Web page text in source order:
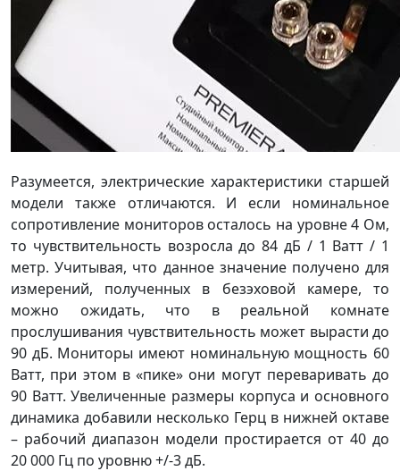
Разумеется, электрические характеристики старшей
модели также отличаются. И если номинальное
сопротивление мониторов осталось на уровне 4 Ом,
то чувствительность возросла до 84 дБ / 1 Ватт / 1
метр. Учитывая, что данное значение получено для
измерений, полученных в безэховой камере, то
можно ожидать, что в реальной комнате
прослушивания чувствительность может вырасти до
90 дБ. Мониторы имеют номинальную мощность 60
Ватт, при этом в «пике» они могут переваривать до
90 Ватт. Увеличенные размеры корпуса и основного
динамика добавили несколько Герц в нижней октаве
– рабочий диапазон модели простирается от 40 до
20 000 Гц по уровню +/-3 дБ.